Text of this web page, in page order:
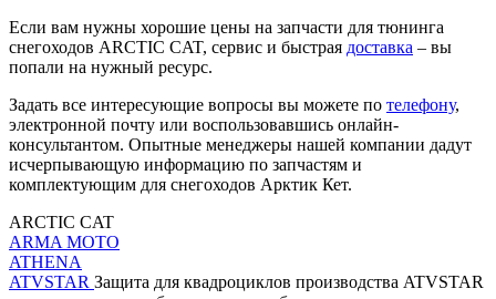
Если вам нужны хорошие цены на запчасти для тюнинга
снегоходов ARCTIC CAT, сервис и быстрая доставка – вы
попали на нужный ресурс.
Задать все интересующие вопросы вы можете по телефону,
электронной почту или воспользовавшись онлайн-
консультантом. Опытные менеджеры нашей компании дадут
исчерпывающую информацию по запчастям и
комплектующим для снегоходов Арктик Кет.
ARCTIC CAT
ARMA MOTO
ATHENA
ATVSTAR Защита для квадроциклов производства ATVSTAR